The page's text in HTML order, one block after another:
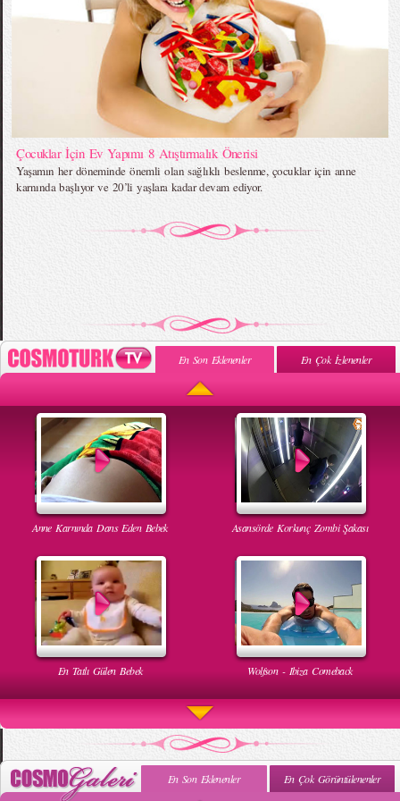
Çocuklar İçin Ev Yapımı 8 Atıştırmalık Önerisi
Yaşamın her döneminde önemli olan sağlıklı beslenme, çocuklar için anne
karnında başlıyor ve 20’li yaşlara kadar devam ediyor.
En Son Eklenenler En Çok İzlenenler
Anne Karnında Dans Eden Bebek Asansörde Korkunç Zombi Şakası
En Tatlı Gülen Bebek Wolfson - Ibiza Comeback
En Son Eklenenler En Çok Görüntülenenler